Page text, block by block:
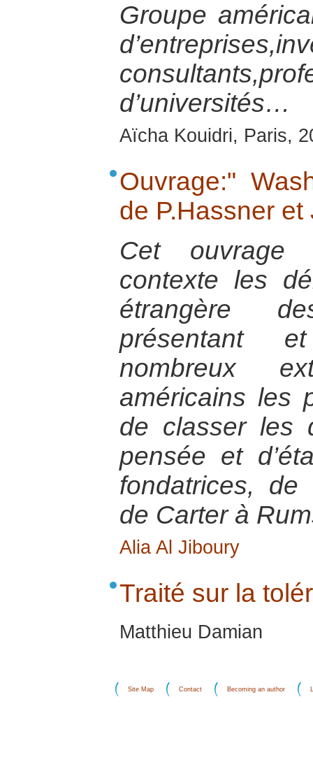
Groupe
d’universités…
Aïcha Kouidri, Paris,
Ouvrage:"
de P.Hassner et
Cet ouvrage
contexte les
étrangère
présentant
nombreux
américains les
de classer les
pensée et
fondatrices, de
de Carter à
Alia Al Jiboury
Traité sur la
Matthieu Damian
Site Map Contact Becoming an author